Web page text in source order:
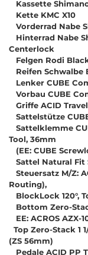
Kassette Shimano
Kette KMC X10
Vorderrad Nabe
Hinterrad Nabe
Centerlock
Felgen Rodi
Reifen Schwalbe
Lenker CUBE
Vorbau CUBE
Griffe ACID
Sattelstütze
Sattelklemme
Tool, 36mm
(EE: CUBE
Sattel Natural Fit
Steuersatz M/Z:
Routing),
BlockLock 120°,
Bottom Zero-
EE: ACROS AZX-
Top Zero-Stack 1
(ZS 56mm)
Pedale ACID PP